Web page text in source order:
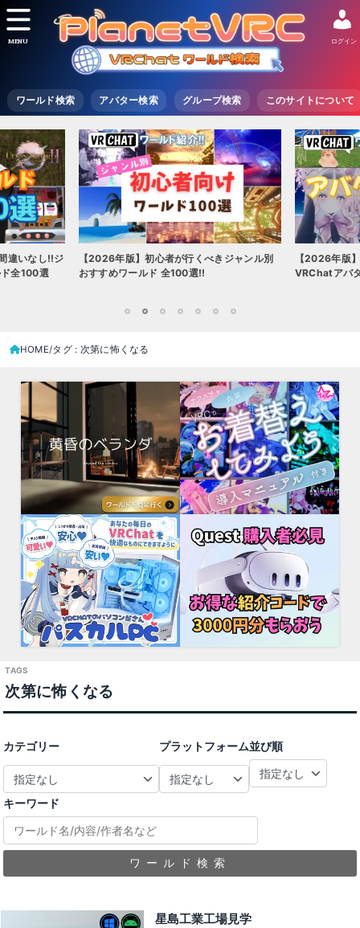
ワールド検索 アバター検索 グループ検索 このサイトについて
ログイン
MENU
違いなし!!ジ
全100選
【2026年版】初心者が行くべきジャンル別
おすすめワールド 全100選!!
【2026年版
VRChatアバ
HOME タグ : 次第に怖くなる
次第に怖くなる
カテゴリー プラットフォーム並び順
キーワード
ワールド検索
星島工業工場見学